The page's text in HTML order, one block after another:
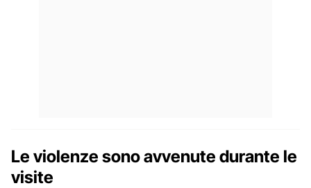
Le violenze sono avvenute durante le
visite